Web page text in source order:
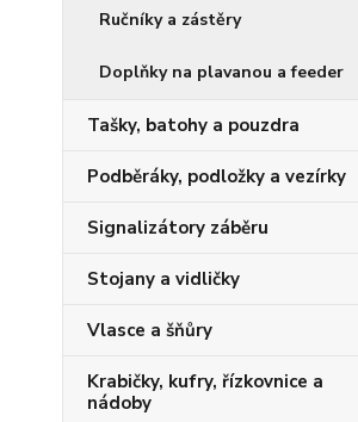
Ručníky a zástěry
Doplňky na plavanou a feeder
Tašky, batohy a pouzdra
Podběráky, podložky a vezírky
Signalizátory záběru
Stojany a vidličky
Vlasce a šňůry
Krabičky, kufry, řízkovnice a
nádoby